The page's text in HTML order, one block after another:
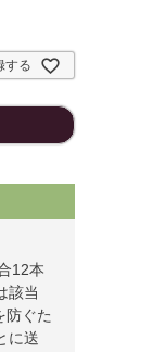
する
12本
該当
防ぐた
に送